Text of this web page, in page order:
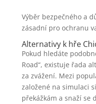
Výběr bezpečného a
zásadní pro ochranu
Alternativy k hře
Pokud hledáte
Road“, existuje řada
za zvážení. Mezi
založené na simulaci
překážkám a snaží se